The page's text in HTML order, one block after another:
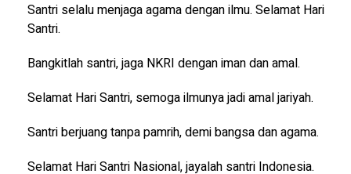
Santri selalu menjaga agama dengan ilmu. Selamat Hari
Santri.
Bangkitlah santri, jaga NKRI dengan iman dan amal.
Selamat Hari Santri, semoga ilmunya jadi amal jariyah.
Santri berjuang tanpa pamrih, demi bangsa dan agama.
Selamat Hari Santri Nasional, jayalah santri Indonesia.